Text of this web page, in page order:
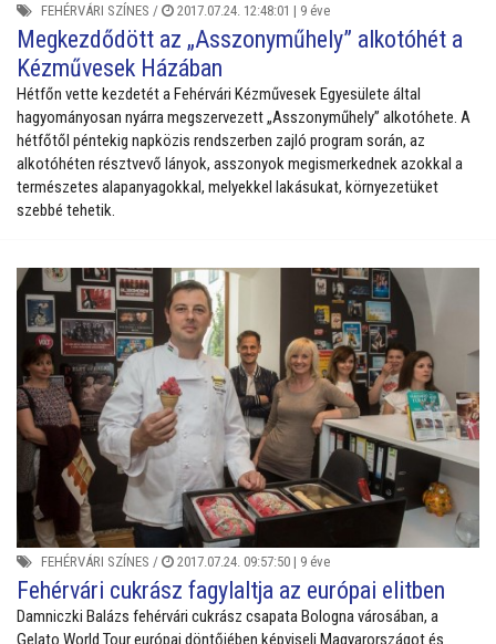
FEHÉRVÁRI SZÍNES / 2017.07.24. 12:48:01 | 9 éve
Megkezdődött az „Asszonyműhely” alkotóhét a
Kézművesek Házában
Hétfőn vette kezdetét a Fehérvári Kézművesek Egyesülete által
hagyományosan nyárra megszervezett „Asszonyműhely” alkotóhete. A
hétfőtől péntekig napközis rendszerben zajló program során, az
alkotóhéten résztvevő lányok, asszonyok megismerkednek azokkal a
természetes alapanyagokkal, melyekkel lakásukat, környezetüket
szebbé tehetik.
FEHÉRVÁRI SZÍNES / 2017.07.24. 09:57:50 | 9 éve
Fehérvári cukrász fagylaltja az európai elitben
Damniczki Balázs fehérvári cukrász csapata Bologna városában, a
Gelato World Tour európai döntőjében képviseli Magyarországot és